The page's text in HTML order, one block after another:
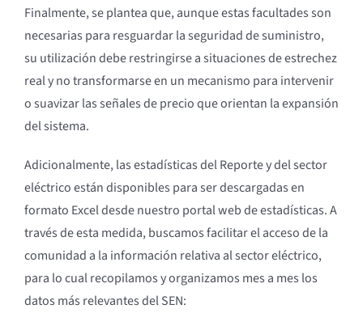
Finalmente, se plantea que, aunque estas facultades son
necesarias para resguardar la seguridad de suministro,
su utilización debe restringirse a situaciones de estrechez
real y no transformarse en un mecanismo para intervenir
o suavizar las señales de precio que orientan la expansión
del sistema.
Adicionalmente, las estadísticas del Reporte y del sector
eléctrico están disponibles para ser descargadas en
formato Excel desde nuestro portal web de estadísticas. A
través de esta medida, buscamos facilitar el acceso de la
comunidad a la información relativa al sector eléctrico,
para lo cual recopilamos y organizamos mes a mes los
datos más relevantes del SEN: